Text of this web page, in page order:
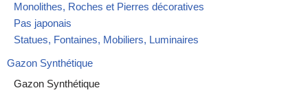
Monolithes, Roches et Pierres décoratives
Pas japonais
Statues, Fontaines, Mobiliers, Luminaires
Gazon Synthétique
Gazon Synthétique